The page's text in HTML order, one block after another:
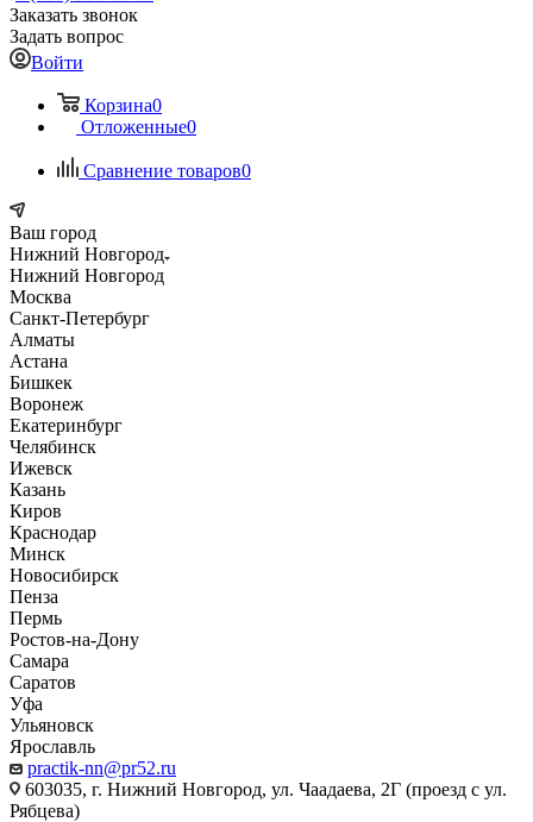
Заказать звонок
Задать вопрос
Войти
Корзина0
Отложенные0
Сравнение товаров0
Ваш город
Нижний Новгород
Нижний Новгород
Москва
Санкт-Петербург
Алматы
Астана
Бишкек
Воронеж
Екатеринбург
Челябинск
Ижевск
Казань
Киров
Краснодар
Минск
Новосибирск
Пенза
Пермь
Ростов-на-Дону
Самара
Саратов
Уфа
Ульяновск
Ярославль
practik-nn@pr52.ru
603035, г. Нижний Новгород, ул. Чаадаева, 2Г (проезд с ул.
Рябцева)